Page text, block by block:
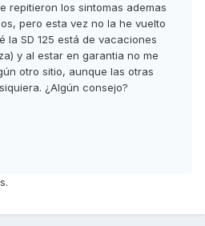
repitieron los sintomas ademas
pero esta vez no la he vuelto
la SD 125 está de vacaciones
y al estar en garantia no me
otro sitio, aunque las otras
¿Algún consejo?